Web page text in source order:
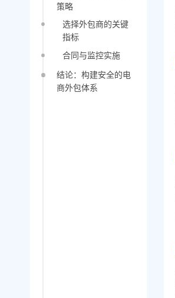
策略
选择外包商的关键
指标
合同与监控实施
结论：构建安全的电
商外包体系